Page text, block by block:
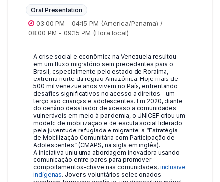
Oral Presentation
03:00 PM - 04:15 PM (America/Panama) /
08:00 PM - 09:15 PM (Hora local)
A crise social e econômica na Venezuela resultou
em um fluxo migratório sem precedentes para o
Brasil, especialmente pelo estado de Roraima,
extremo norte da região Amazônica. Hoje mais de
500 mil venezuelanos vivem no País, enfrentando
desafios significativos no acesso a direitos – um
terço são crianças e adolescentes. Em 2020, diante
do cenário desafiador de acesso a comunidades
vulneráveis em meio à pandemia, o UNICEF criou um
modelo de mobilização e de escuta social liderado
pela juventude refugiada e migrante: a “Estratégia
de Mobilização Comunitária com Participação de
Adolescentes” (CMAPS, na sigla em inglês).
A iniciativa uniu uma abordagem inovadora usando
comunicação entre pares para promover
comportamentos-chave nas comunidades, inclusive
indígenas. Jovens voluntários selecionados